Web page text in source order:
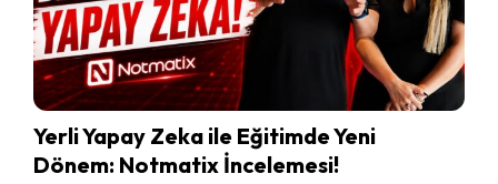
Yerli Yapay Zeka ile Eğitimde Yeni
Dönem: Notmatix İncelemesi!